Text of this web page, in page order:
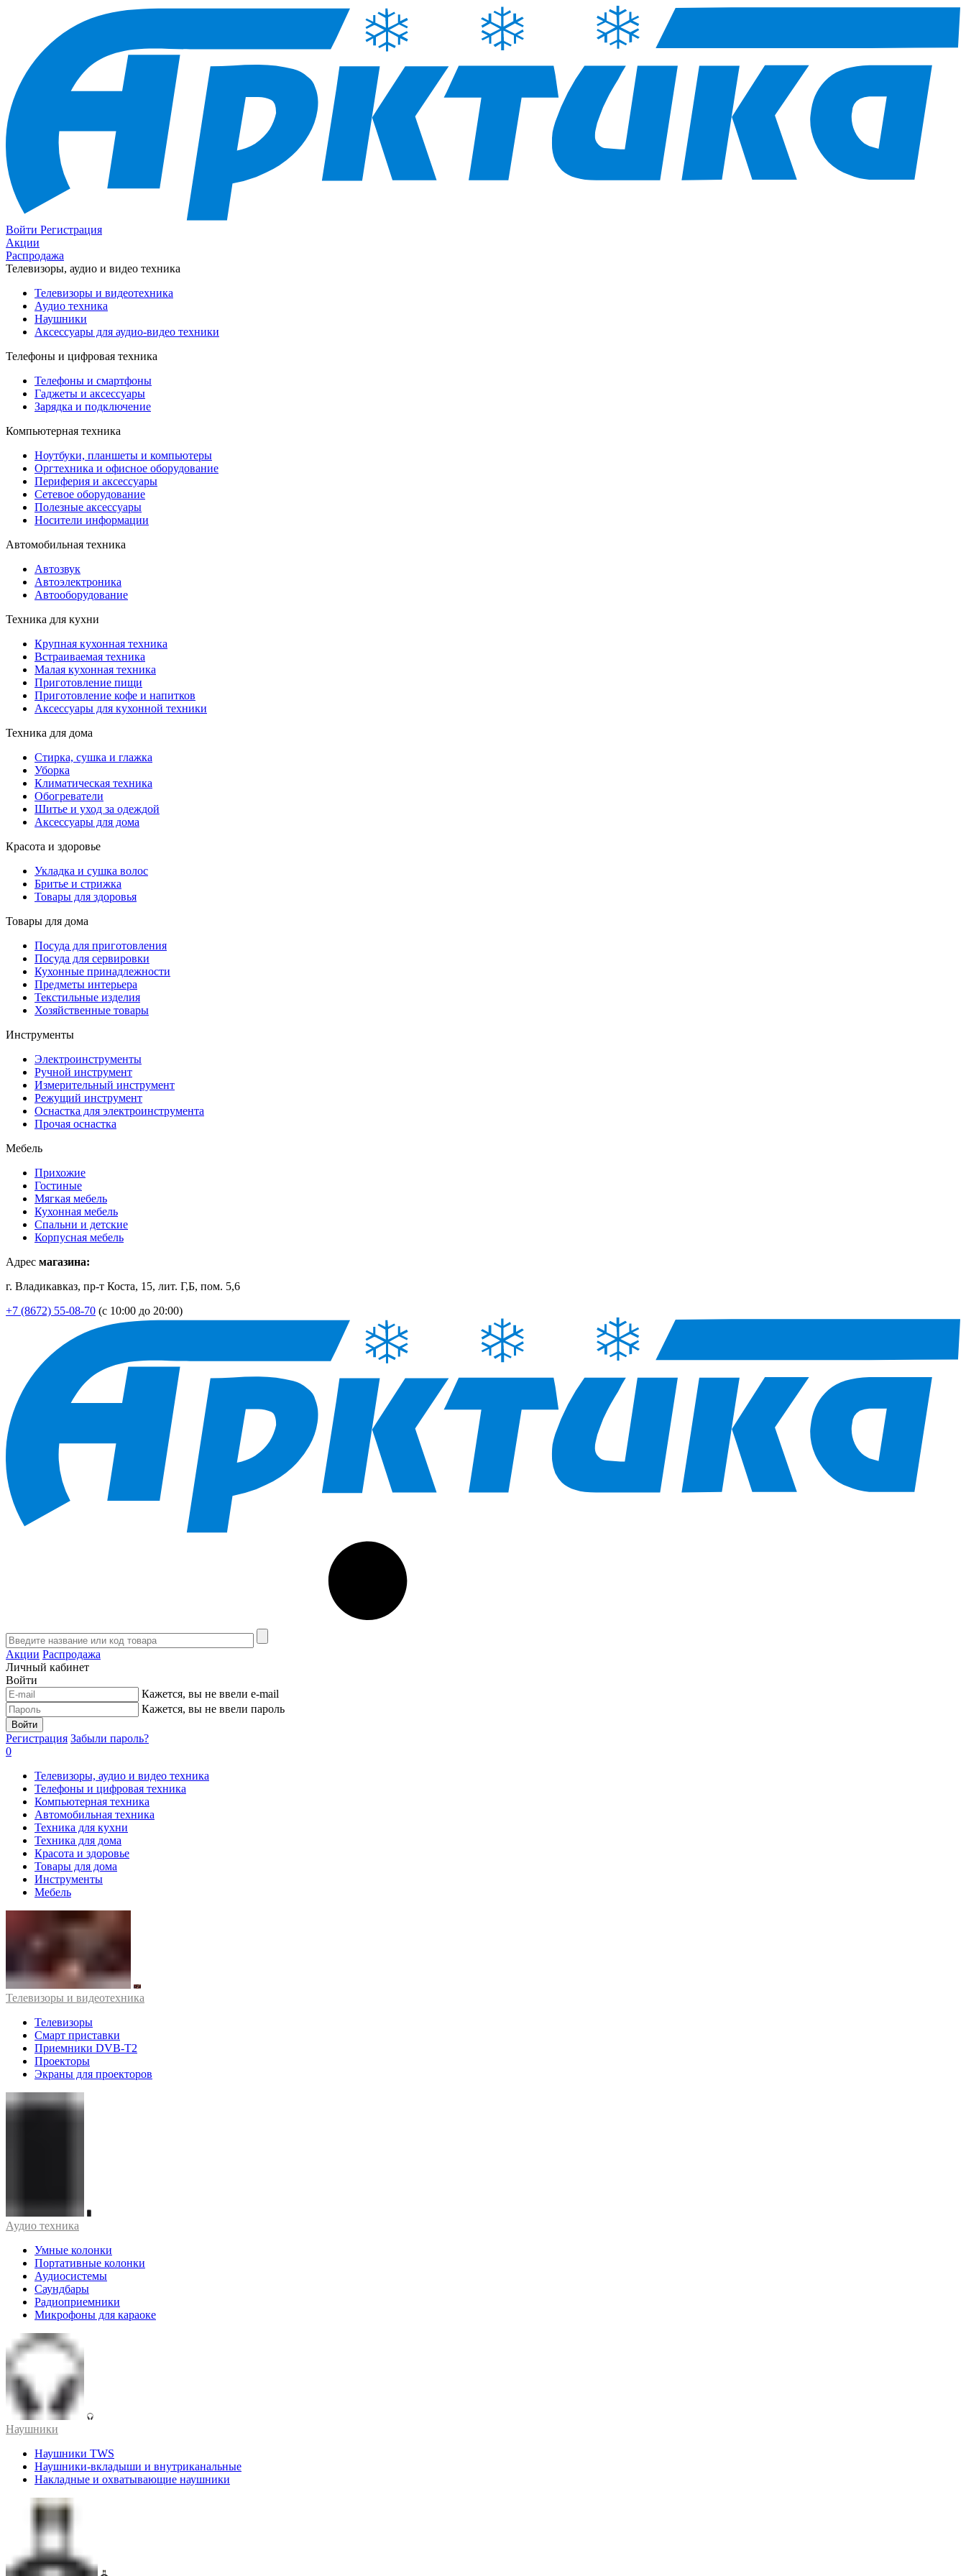
Войти Регистрация
Акции
Распродажа
Телевизоры, аудио и видео техника
Телевизоры и видеотехника
Аудио техника
Наушники
Аксессуары для аудио-видео техники
Телефоны и цифровая техника
Телефоны и смартфоны
Гаджеты и аксессуары
Зарядка и подключение
Компьютерная техника
Ноутбуки, планшеты и компьютеры
Оргтехника и офисное оборудование
Периферия и аксессуары
Cетевое оборудование
Полезные аксессуары
Носители информации
Автомобильная техника
Автозвук
Автоэлектроника
Автооборудование
Техника для кухни
Крупная кухонная техника
Встраиваемая техника
Малая кухонная техника
Приготовление пищи
Приготовление кофе и напитков
Аксессуары для кухонной техники
Техника для дома
Стирка, сушка и глажка
Уборка
Климатическая техника
Обогреватели
Шитье и уход за одеждой
Аксессуары для дома
Красота и здоровье
Укладка и сушка волос
Бритье и стрижка
Товары для здоровья
Товары для дома
Посуда для приготовления
Посуда для сервировки
Кухонные принадлежности
Предметы интерьера
Текстильные изделия
Хозяйственные товары
Инструменты
Электроинструменты
Ручной инструмент
Измерительный инструмент
Режущий инструмент
Оснастка для электроинструмента
Прочая оснастка
Мебель
Прихожие
Гостиные
Мягкая мебель
Кухонная мебель
Спальни и детские
Корпусная мебель
Адрес магазина:
г. Владикавказ, пр-т Коста, 15, лит. Г,Б, пом. 5,6
+7 (8672) 55-08-70 (с 10:00 до 20:00)
Акции Распродажа
Личный кабинет
Войти
Кажется, вы не ввели e-mail
Кажется, вы не ввели пароль
Войти
Регистрация Забыли пароль?
0
Телевизоры, аудио и видео техника
Телефоны и цифровая техника
Компьютерная техника
Автомобильная техника
Техника для кухни
Техника для дома
Красота и здоровье
Товары для дома
Инструменты
Мебель
Телевизоры и видеотехника
Телевизоры
Смарт приставки
Приемники DVB-T2
Проекторы
Экраны для проекторов
Аудио техника
Умные колонки
Портативные колонки
Аудиосистемы
Саундбары
Радиоприемники
Микрофоны для караоке
Наушники
Наушники TWS
Наушники-вкладыши и внутриканальные
Накладные и охватывающие наушники